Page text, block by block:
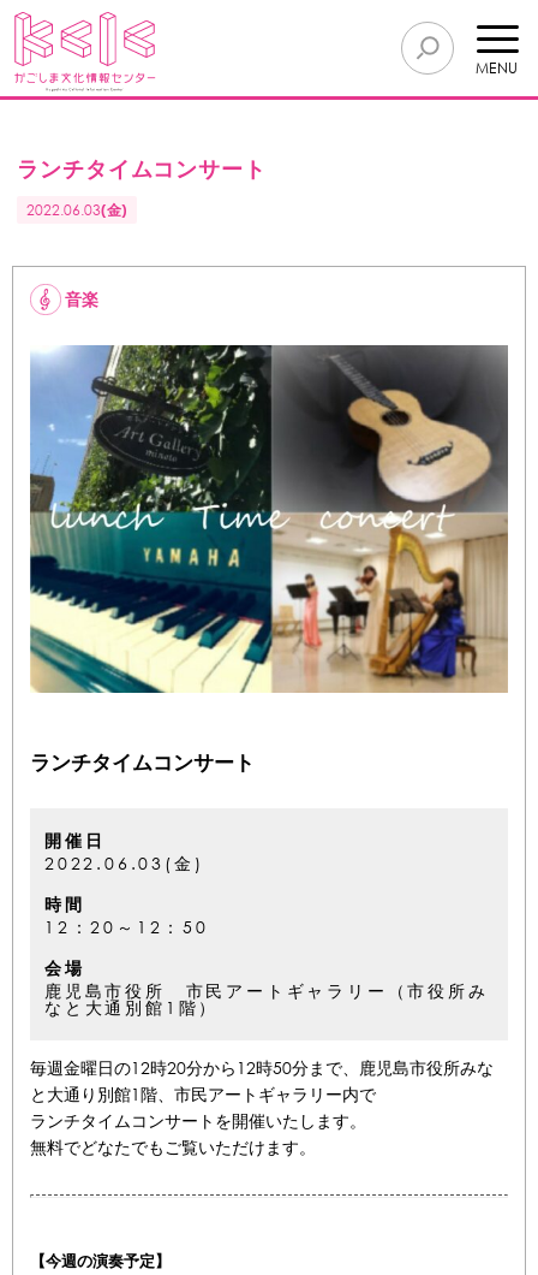
MENU
ランチタイムコンサート
2022.06.03(金)
音楽
ランチタイムコンサート
開催日
2022.06.03(金)
時間
12：20～12：50
会場
鹿児島市役所 市民アートギャラリー（市役所み
なと大通別館1階）
毎週金曜日の12時20分から12時50分まで、鹿児島市役所みな
と大通り別館1階、市民アートギャラリー内で
ランチタイムコンサートを開催いたします。
無料でどなたでもご覧いただけます。
【今週の演奏予定】